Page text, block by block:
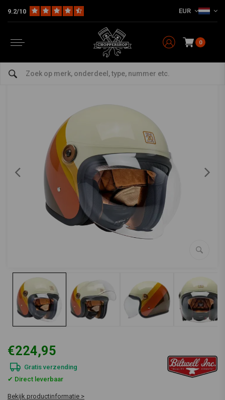
9.2/10 EUR
0
The Biker Helmen Tahoe Open-Face Helm 20e Verjaardag
bekijk alles van Biltwell
Tahoe Open-Face Helm 20e Verjaardag
€224,95
Gratis verzending
✔ Direct leverbaar
Bekijk productinformatie >